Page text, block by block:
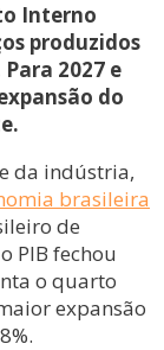
Interno
produzidos
2027 e
do
da indústria,
brasileira
de
PIB fechou
o quarto
expansão